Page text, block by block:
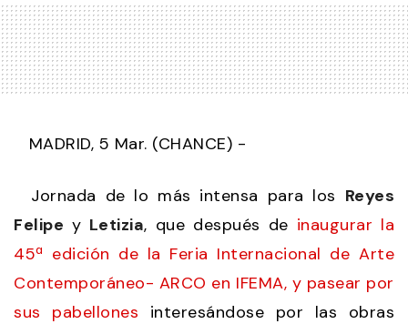
MADRID, 5 Mar. (CHANCE) -
Jornada de lo más intensa para los Reyes
Felipe y Letizia, que después de inaugurar la
45ª edición de la Feria Internacional de Arte
Contemporáneo- ARCO en IFEMA, y pasear por
sus pabellones interesándose por las obras